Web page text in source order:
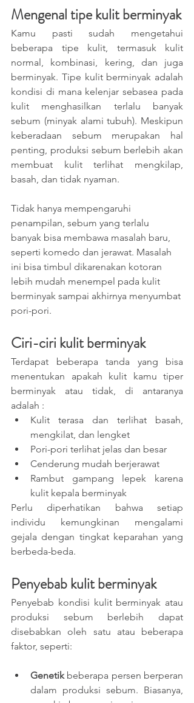
Mengenal tipe kulit berminyak
Kamu pasti sudah mengetahui
beberapa tipe kulit, termasuk kulit
normal, kombinasi, kering, dan juga
berminyak. Tipe kulit berminyak adalah
kondisi di mana kelenjar sebasea pada
kulit menghasilkan terlalu banyak
sebum (minyak alami tubuh). Meskipun
keberadaan sebum merupakan hal
penting, produksi sebum berlebih akan
membuat kulit terlihat mengkilap,
basah, dan tidak nyaman.
Tidak hanya mempengaruhi
penampilan, sebum yang terlalu
banyak bisa membawa masalah baru,
seperti komedo dan jerawat. Masalah
ini bisa timbul dikarenakan kotoran
lebih mudah menempel pada kulit
berminyak sampai akhirnya menyumbat
pori-pori.
Ciri-ciri kulit berminyak
Terdapat beberapa tanda yang bisa
menentukan apakah kulit kamu tiper
berminyak atau tidak, di antaranya
adalah :
Kulit terasa dan terlihat basah,
mengkilat, dan lengket
Pori-pori terlihat jelas dan besar
Cenderung mudah berjerawat
Rambut gampang lepek karena
kulit kepala berminyak
Perlu diperhatikan bahwa setiap
individu kemungkinan mengalami
gejala dengan tingkat keparahan yang
berbeda-beda.
Penyebab kulit berminyak
Penyebab kondisi kulit berminyak atau
produksi sebum berlebih dapat
disebabkan oleh satu atau beberapa
faktor, seperti:
Genetik beberapa persen berperan
dalam produksi sebum. Biasanya,